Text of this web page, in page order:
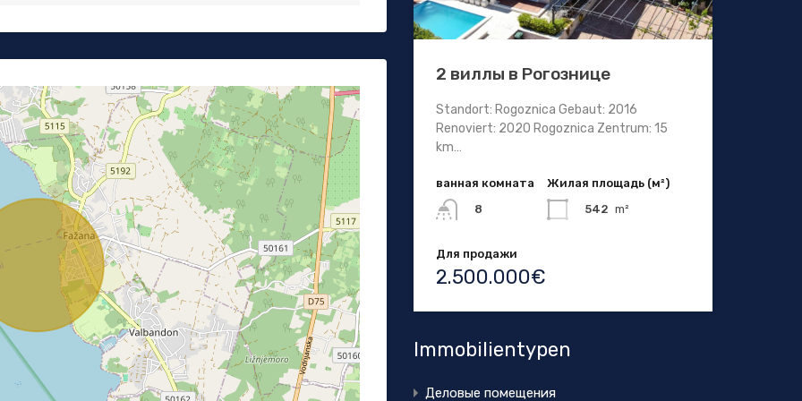
2 виллы в Рогознице
Standort: Rogoznica Gebaut: 2016
Renoviert: 2020 Rogoznica Zentrum: 15
km…
ванная комната
8
Жилая площадь (м²)
542 m²
Для продажи
2.500.000€
Immobilientypen
Деловые помещения